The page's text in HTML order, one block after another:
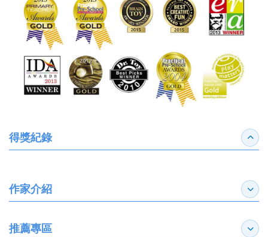
得獎紀錄 收合
作家介紹 展開
推薦專區 展開